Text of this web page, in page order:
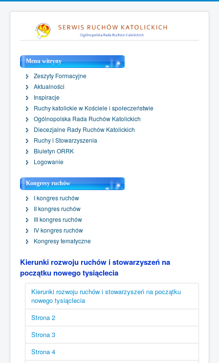
Menu witryny
Zeszyty Formacyjne
Aktualności
Inspiracje
Ruchy katolickie w Kościele i społeczeństwie
Ogólnopolska Rada Ruchów Katolickich
Diecezjalne Rady Ruchów Katolickich
Ruchy i Stowarzyszenia
Biuletyn ORRK
Logowanie
Kongresy ruchów
I kongres ruchów
II kongres ruchów
III kongres ruchów
IV kongres ruchów
Kongresy tematyczne
Kierunki rozwoju ruchów i stowarzyszeń na
początku nowego tysiąclecia
Kierunki rozwoju ruchów i stowarzyszeń na początku
nowego tysiąclecia
Strona 2
Strona 3
Strona 4